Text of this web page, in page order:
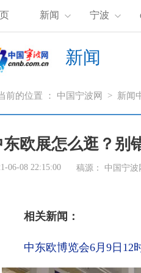
新闻 宁波
新闻
前的位置 ： 中国宁波网 > 新闻
东欧展怎么逛？别
06-08 22:15:00 稿源： 中国宁
相关新闻：
中东欧博览会6月9日12